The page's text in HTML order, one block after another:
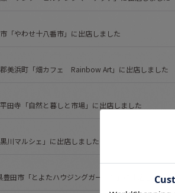
「やわせ十八番市」に出店しました
美浜町「畑カフェ Rainbow Art」に出店しました
田寺「自然と暮しと市場」に出店しました
川マルシェ」に出店しました
田市「とよたハウジングガーデン」に出店しました